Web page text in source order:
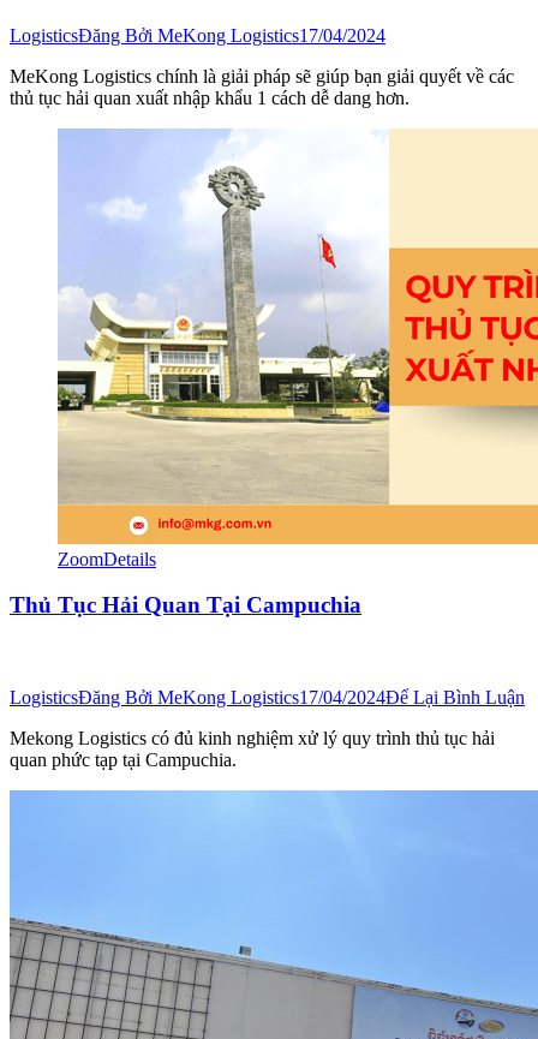
LogisticsĐăng Bởi MeKong Logistics17/04/2024
MeKong Logistics chính là giải pháp sẽ giúp bạn giải quyết về các
thủ tục hải quan xuất nhập khẩu 1 cách dễ dang hơn.
ZoomDetails
Thủ Tục Hải Quan Tại Campuchia
LogisticsĐăng Bởi MeKong Logistics17/04/2024Để Lại Bình Luận
Mekong Logistics có đủ kinh nghiệm xử lý quy trình thủ tục hải
quan phức tạp tại Campuchia.